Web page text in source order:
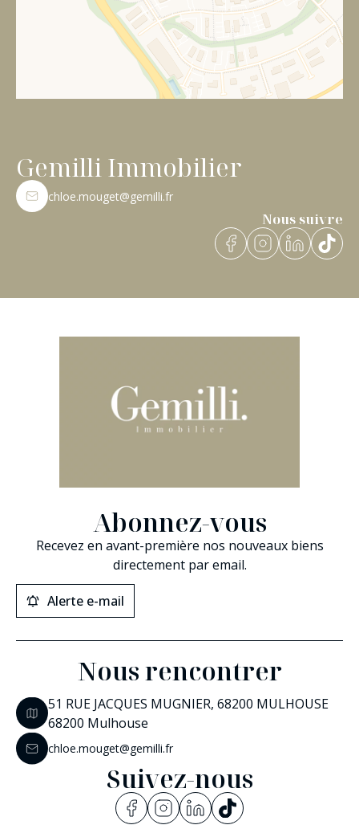
Gemilli Immobilier
chloe.mouget@gemilli.fr
Nous suivre
Abonnez-vous
Recevez en avant-première nos nouveaux biens
directement par email.
Alerte e-mail
Nous rencontrer
51 RUE JACQUES MUGNIER, 68200 MULHOUSE
68200 Mulhouse
chloe.mouget@gemilli.fr
Suivez-nous